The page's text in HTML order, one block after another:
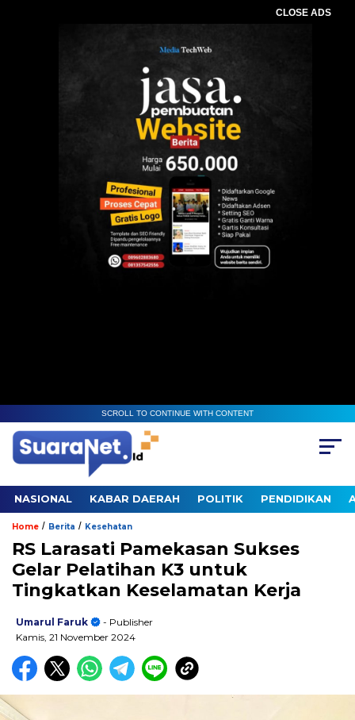
CLOSE ADS
SCROLL TO CONTINUE WITH CONTENT
NASIONAL KABAR DAERAH POLITIK PENDIDIKAN
Home / Berita / Kesehatan
RS Larasati Pamekasan Sukses
Gelar Pelatihan K3 untuk
Tingkatkan Keselamatan Kerja
Umarul Faruk
- Publisher
Kamis, 21 November 2024